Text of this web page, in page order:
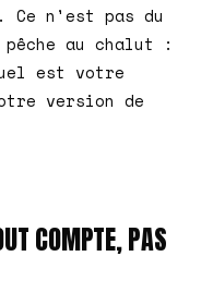
Ce n'est pas du
au chalut :
est votre
version de
COMPTE, PAS